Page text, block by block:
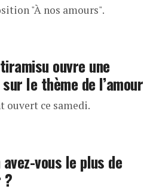
"À nos amours".
ouvre une
le thème de l’amour
ouvert ce samedi.
vous le plus de
?